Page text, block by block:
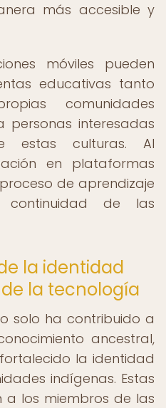
más accesible y
móviles pueden
educativas tanto
comunidades
interesadas
estas culturas. Al
en plataformas
de aprendizaje
de las
la identidad
la tecnología
solo ha contribuido a
ancestral,
la identidad
indígenas. Estas
a los miembros de las